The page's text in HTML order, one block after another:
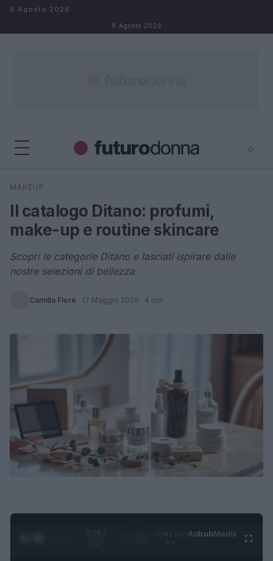
Salta al contenuto
8 Agosto 2026
8 Agosto 2026
⌕
Cerca
MAKEUP
Il catalogo Ditano: profumi,
make-up e routine skincare
Scopri le categorie Ditano e lasciati ispirare dalle
nostre selezioni di bellezza
Camilla Fiore · 17 Maggio 2026 · 4 min
0:29 /
AdhubMedia